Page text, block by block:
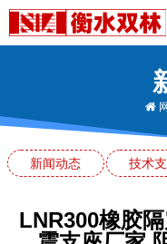
新闻动态 技术
LNR300橡胶